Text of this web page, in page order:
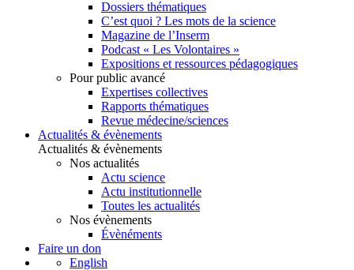
Dossiers thématiques
C’est quoi ? Les mots de la science
Magazine de l’Inserm
Podcast « Les Volontaires »
Expositions et ressources pédagogiques
Pour public avancé
Expertises collectives
Rapports thématiques
Revue médecine/sciences
Actualités & évènements
Actualités & évènements
Nos actualités
Actu science
Actu institutionnelle
Toutes les actualités
Nos évènements
Évènéments
Faire un don
English